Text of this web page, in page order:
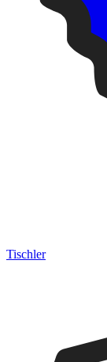
Tischler